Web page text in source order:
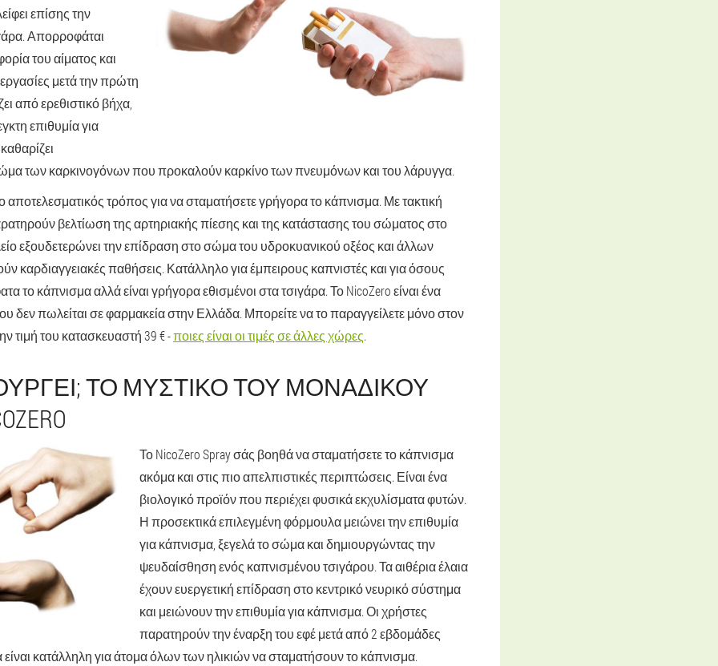
επίσης την
Απορροφάται
του αίματος και
μετά την πρώτη
από ερεθιστικό βήχα,
επιθυμία για
των καρκινογόνων που προκαλούν καρκίνο των πνευμόνων και του λάρυγγα.
αποτελεσματικός τρόπος για να σταματήσετε γρήγορα το κάπνισμα. Με τακτική
βελτίωση της αρτηριακής πίεσης και της κατάστασης του σώματος στο
εξουδετερώνει την επίδραση στο σώμα του υδροκυανικού οξέος και άλλων
καρδιαγγειακές παθήσεις. Κατάλληλο για έμπειρους καπνιστές και για όσους
το κάπνισμα αλλά είναι γρήγορα εθισμένοι στα τσιγάρα. Το NicoZero είναι ένα
δεν πωλείται σε φαρμακεία στην Ελλάδα. Μπορείτε να το παραγγείλετε μόνο στον
τιμή του κατασκευαστή 39 € -ποιες είναι οι τιμές σε άλλες χώρες.
ΤΟ ΜΥΣΤΙΚΌ ΤΟΥ ΜΟΝΑΔΙΚΟΎ
Το NicoZero Spray σάς βοηθά να σταματήσετε το κάπνισμα
ακόμα και στις πιο απελπιστικές περιπτώσεις. Είναι ένα
βιολογικό προϊόν που περιέχει φυσικά εκχυλίσματα φυτών.
Η προσεκτικά επιλεγμένη φόρμουλα μειώνει την επιθυμία
για κάπνισμα, ξεγελά το σώμα και δημιουργώντας την
ψευδαίσθηση ενός καπνισμένου τσιγάρου. Τα αιθέρια έλαια
έχουν ευεργετική επίδραση στο κεντρικό νευρικό σύστημα
και μειώνουν την επιθυμία για κάπνισμα. Οι χρήστες
παρατηρούν την έναρξη του εφέ μετά από 2 εβδομάδες
κατάλληλη για άτομα όλων των ηλικιών να σταματήσουν το κάπνισμα.